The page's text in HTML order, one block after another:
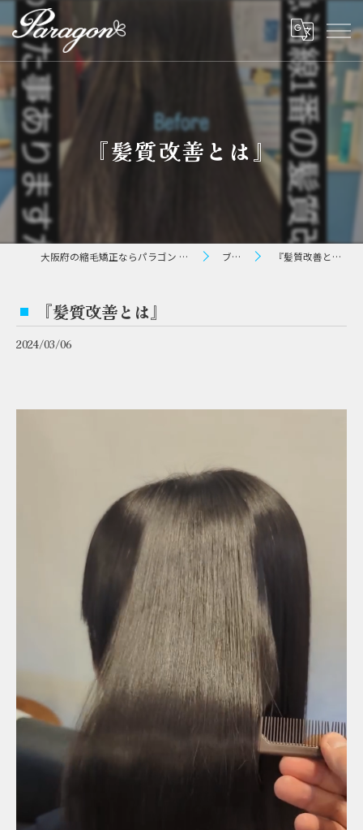
『髪質改善とは』
大阪府の縮毛矯正ならパラゴン ヘアー ブログ 『髪質改善とは』
『髪質改善とは』
2024/03/06